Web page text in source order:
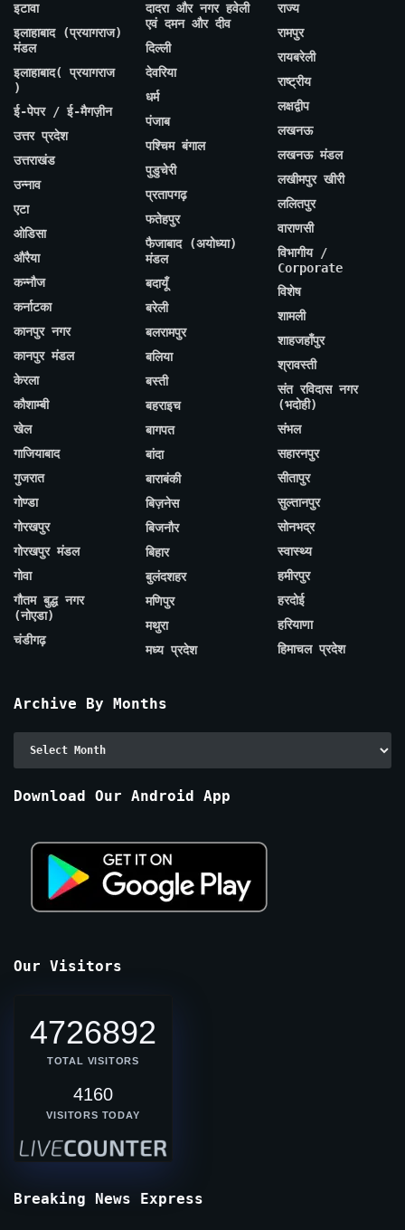
इटावा
इलाहाबाद (प्रयागराज)
मंडल
इलाहाबाद( प्रयागराज
)
ई-पेपर / ई-मैगज़ीन
उत्तर प्रदेश
उत्तराखंड
उन्नाव
एटा
ओडिसा
औरैया
कन्नौज
कर्नाटका
कानपुर नगर
कानपुर मंडल
केरला
कौशाम्बी
खेल
गाजियाबाद
गुजरात
गोण्डा
गोरखपुर
गोरखपुर मंडल
गोवा
गौतम बुद्ध नगर
(नोएडा)
चंडीगढ़
दादरा और नगर हवेली
एवं दमन और दीव
दिल्ली
देवरिया
धर्म
पंजाब
पश्चिम बंगाल
पुडुचेरी
प्रतापगढ़
फतेहपुर
फैजाबाद (अयोध्या)
मंडल
बदायूँ
बरेली
बलरामपुर
बलिया
बस्ती
बहराइच
बागपत
बांदा
बाराबंकी
बिज़नेस
बिजनौर
बिहार
बुलंदशहर
मणिपुर
मथुरा
मध्य प्रदेश
राज्य
रामपुर
रायबरेली
राष्ट्रीय
लक्षद्वीप
लखनऊ
लखनऊ मंडल
लखीमपुर खीरी
ललितपुर
वाराणसी
विभागीय /
Corporate
विशेष
शामली
शाहजहाँपुर
श्रावस्ती
संत रविदास नगर
(भदोही)
संभल
सहारनपुर
सीतापुर
सुल्तानपुर
सोनभद्र
स्वास्थ्य
हमीरपुर
हरदोई
हरियाणा
हिमाचल प्रदेश
Archive By Months
Archive
Download Our Android App
Our Visitors
4726892
TOTAL VISITORS
4160
VISITORS TODAY
Breaking News Express